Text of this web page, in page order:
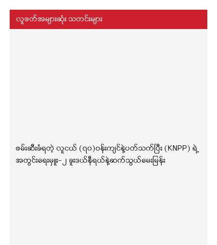
လူဖတ်အများဆုံး သတင်းများ
ဖမ်းဆီးခံရတဲ့ လူငယ် (၇၀)ဝန်းကျင်နဲ့ပတ်သက်ပြီး (KNPP) ရဲ့
အတွင်းရေးမှူး-၂ ခူးဒယ်နီရယ်နဲ့ဆက်သွယ်မေးမြန်း